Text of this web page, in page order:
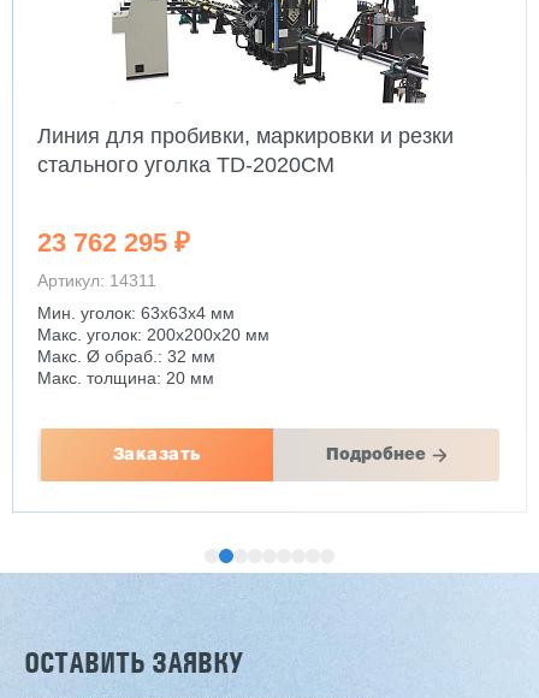
Линия для пробивки, маркировки и резки
стального уголка TD-2020CM
23 762 295 ₽
Артикул: 14311
Мин. уголок: 63x63x4 мм
Макс. уголок: 200x200x20 мм
Макс. Ø обраб.: 32 мм
Макс. толщина: 20 мм
Заказать Подробнее
ОСТАВИТЬ ЗАЯВКУ